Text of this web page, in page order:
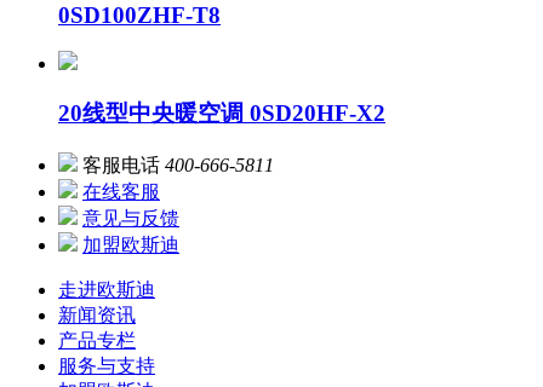
0SD100ZHF-T8
20线型中央暖空调 0SD20HF-X2
客服电话 400-666-5811
在线客服
意见与反馈
加盟欧斯迪
走进欧斯迪
新闻资讯
产品专栏
服务与支持